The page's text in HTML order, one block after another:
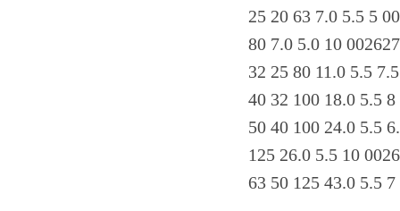
25 20 63 7.0 5.5 5
80 7.0 5.0 10
32 25 80 11.0 5.5
40 32 100 18.0 5.5
50 40 100 24.0 5.5
125 26.0 5.5 10
63 50 125 43.0 5.5